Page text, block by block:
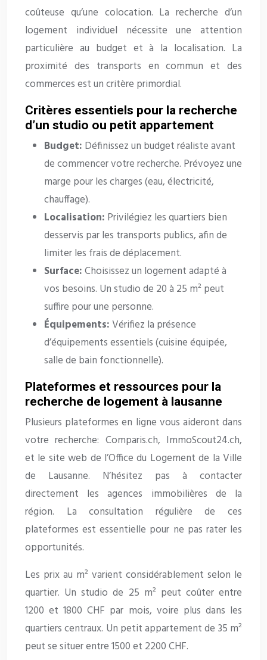
coûteuse qu’une colocation. La recherche d’un
logement individuel nécessite une attention
particulière au budget et à la localisation. La
proximité des transports en commun et des
commerces est un critère primordial.
Critères essentiels pour la recherche
d’un studio ou petit appartement
Budget: Définissez un budget réaliste avant
de commencer votre recherche. Prévoyez une
marge pour les charges (eau, électricité,
chauffage).
Localisation: Privilégiez les quartiers bien
desservis par les transports publics, afin de
limiter les frais de déplacement.
Surface:Choisissez un logement adapté à
vos besoins. Un studio de 20 à 25 m² peut
suffire pour une personne.
Équipements:Vérifiez la présence
d’équipements essentiels (cuisine équipée,
salle de bain fonctionnelle).
Plateformes et ressources pour la
recherche de logement à lausanne
Plusieurs plateformes en ligne vous aideront dans
votre recherche: Comparis.ch, ImmoScout24.ch,
et le site web de l’Office du Logement de la Ville
de Lausanne. N’hésitez pas à contacter
directement les agences immobilières de la
région. La consultation régulière de ces
plateformes est essentielle pour ne pas rater les
opportunités.
Les prix au m² varient considérablement selon le
quartier. Un studio de 25 m² peut coûter entre
1200 et 1800 CHF par mois, voire plus dans les
quartiers centraux. Un petit appartement de 35 m²
peut se situer entre 1500 et 2200 CHF.